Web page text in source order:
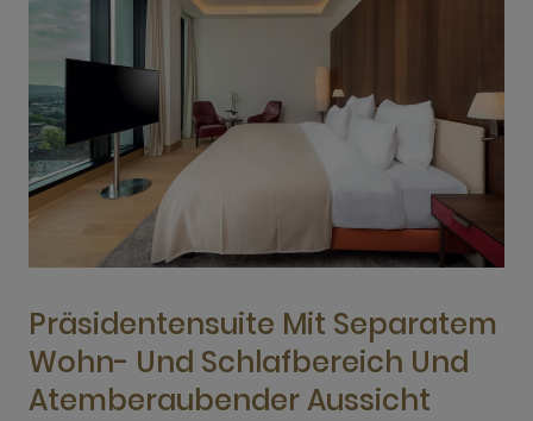
Präsidentensuite Mit Separatem
Wohn- Und Schlafbereich Und
Atemberaubender Aussicht